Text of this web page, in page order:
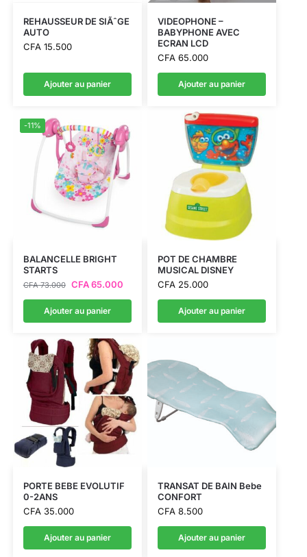
REHAUSSEUR DE SIÃˆGE
AUTO
CFA15.500
Ajouter au panier
VIDEOPHONE –
BABYPHONE AVEC
ECRAN LCD
CFA65.000
Ajouter au panier
-11%
BALANCELLE BRIGHT
STARTS
CFA73.000 CFA65.000
Ajouter au panier
POT DE CHAMBRE
MUSICAL DISNEY
CFA25.000
Ajouter au panier
PORTE BEBE EVOLUTIF
0-2ANS
CFA35.000
Ajouter au panier
TRANSAT DE BAIN Bebe
CONFORT
CFA8.500
Ajouter au panier